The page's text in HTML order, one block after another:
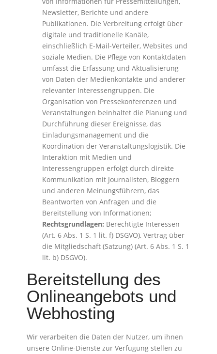
Newsletter, Berichte und andere
Publikationen. Die Verbreitung erfolgt über
digitale und traditionelle Kanäle,
einschließlich E-Mail-Verteiler, Websites und
soziale Medien. Die Pflege von Kontaktdaten
umfasst die Erfassung und Aktualisierung
von Daten der Medienkontakte und anderer
relevanter Interessengruppen. Die
Organisation von Pressekonferenzen und
Veranstaltungen beinhaltet die Planung und
Durchführung dieser Ereignisse, das
Einladungsmanagement und die
Koordination der Veranstaltungslogistik. Die
Interaktion mit Medien und
Interessengruppen erfolgt durch direkte
Kommunikation mit Journalisten, Bloggern
und anderen Meinungsführern, das
Beantworten von Anfragen und die
Bereitstellung von Informationen;
Rechtsgrundlagen: Berechtigte Interessen
(Art. 6 Abs. 1 S. 1 lit. f) DSGVO), Vertrag über
die Mitgliedschaft (Satzung) (Art. 6 Abs. 1 S. 1
lit. b) DSGVO).
Bereitstellung des
Onlineangebots und
Webhosting
Wir verarbeiten die Daten der Nutzer, um ihnen
unsere Online-Dienste zur Verfügung stellen zu